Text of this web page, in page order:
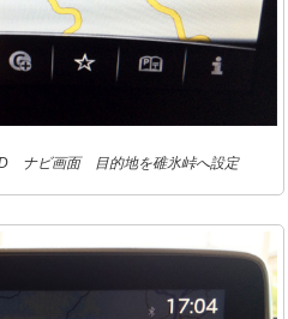
ナビ画面 目的地を碓氷峠へ設定